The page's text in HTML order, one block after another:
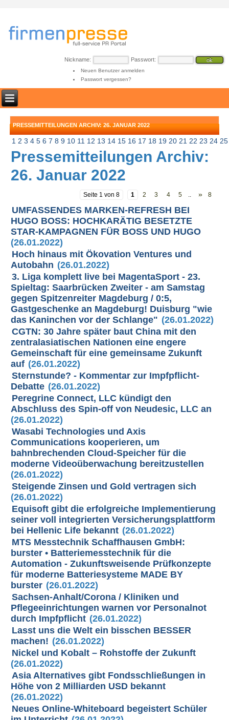
Nickname: Passwort:
Neuen Benutzer anmelden
Passwort vergessen?
PRESSEMITTEILUNGEN ARCHIV: 26. JANUAR 2022
1 2 3 4 5 6 7 8 9 10 11 12 13 14 15 16 17 18 19 20 21 22 23 24 25
Pressemitteilungen Archiv:
26. Januar 2022
Seite 1 von 8 1 2 3 4 5 » 8
UMFASSENDES MARKEN-REFRESH BEI
HUGO BOSS: HOCHKARÄTIG BESETZTE
STAR-KAMPAGNEN FÜR BOSS UND HUGO
(26.01.2022)
Hoch hinaus mit Ökovation Ventures und
Autobahn (26.01.2022)
3. Liga komplett live bei MagentaSport - 23.
Spieltag: Saarbrücken Zweiter - am Samstag
gegen Spitzenreiter Magdeburg / 0:5,
Gastgeschenke an Magdeburg! Duisburg "wie
das Kaninchen vor der Schlange" (26.01.2022)
CGTN: 30 Jahre später baut China mit den
zentralasiatischen Nationen eine engere
Gemeinschaft für eine gemeinsame Zukunft
auf (26.01.2022)
Sternstunde? - Kommentar zur Impfpflicht-
Debatte (26.01.2022)
Peregrine Connect, LLC kündigt den
Abschluss des Spin-off von Neudesic, LLC an
(26.01.2022)
Wasabi Technologies und Axis
Communications kooperieren, um
bahnbrechenden Cloud-Speicher für die
moderne Videoüberwachung bereitzustellen
(26.01.2022)
Steigende Zinsen und Gold vertragen sich
(26.01.2022)
Equisoft gibt die erfolgreiche Implementierung
seiner voll integrierten Versicherungsplattform
bei Hellenic Life bekannt (26.01.2022)
MTS Messtechnik Schaffhausen GmbH:
burster • Batteriemesstechnik für die
Automation - Zukunftsweisende Prüfkonzepte
für moderne Batteriesysteme MADE BY
burster (26.01.2022)
Sachsen-Anhalt/Corona / Kliniken und
Pflegeeinrichtungen warnen vor Personalnot
durch Impfpflicht (26.01.2022)
Lasst uns die Welt ein bisschen BESSER
machen! (26.01.2022)
Nickel und Kobalt – Rohstoffe der Zukunft
(26.01.2022)
Asia Alternatives gibt Fondsschließungen in
Höhe von 2 Milliarden USD bekannt
(26.01.2022)
Neues Online-Whiteboard begeistert Schüler